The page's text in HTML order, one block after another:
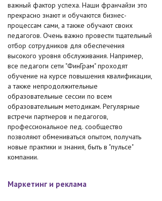
важный фактор успеха. Наши франчайзи это
прекрасно знают и обучаются бизнес-
процессам сами, а также обучают своих
педагогов. Очень важно провести тщательный
отбор сотрудников для обеспечения
высокого уровня обслуживания. Например,
все педагоги сети "ФинГрам" проходят
обучение на курсе повышения квалификации,
а также непродолжительные
образовательные сессии по всем
образовательным методикам. Регулярные
встречи партнеров и педагогов,
профессиональное пед. сообщество
позволяют обмениваться опытом, получать
новые практики и знания, быть в "пульсе"
компании.
Маркетинг и реклама